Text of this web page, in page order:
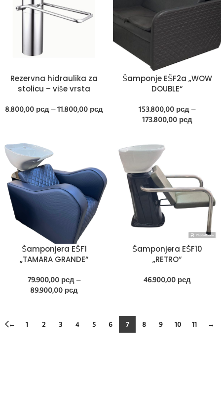
Rezervna hidraulika za
stolicu – više vrsta
8.800,00 рсд – 11.800,00 рсд
Šamponje EŠF2a „WOW
DOUBLE“
153.800,00 рсд –
173.800,00 рсд
Šamponjera EŠF1
„TAMARA GRANDE“
79.900,00 рсд –
89.900,00 рсд
Šamponjera EŠF10
„RETRO“
46.900,00 рсд
← 1 2 3 4 5 6 7 8 9 10 11 →